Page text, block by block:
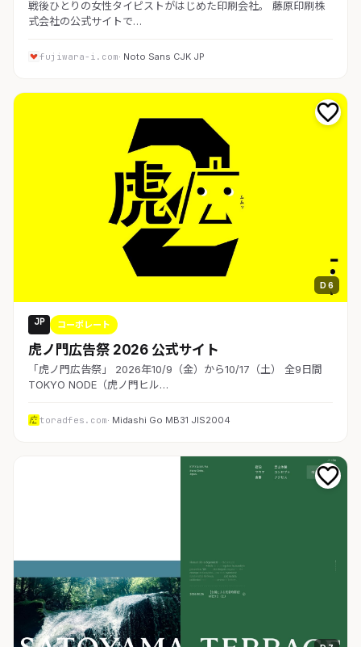
戦後ひとりの女性タイピストがはじめた印刷会社。 藤原印刷株
式会社の公式サイトで…
fujiwara-i.com· Noto Sans CJK JP
D 6
JP コーポレート
虎ノ門広告祭 2026 公式サイト
「虎ノ門広告祭」 2026年10/9（金）から10/17（土） 全9日間
TOKYO NODE（虎ノ門ヒル…
toradfes.com· Midashi Go MB31 JIS2004